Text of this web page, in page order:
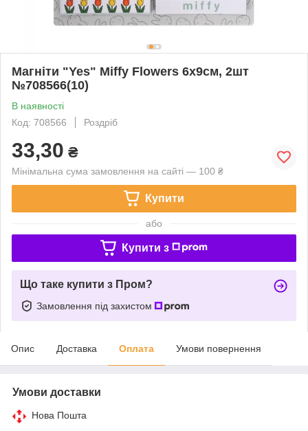
Магніти "Yes" Miffy Flowers 6х9см, 2шт
№708566(10)
В наявності
Код: 708566
Роздріб
33,30 ₴
Мінімальна сума замовлення на сайті — 100 ₴
Купити
або
Купити з
Що таке купити з Пром?
Замовлення під захистом
Опис Доставка Оплата Умови повернення
Умови доставки
Нова Пошта